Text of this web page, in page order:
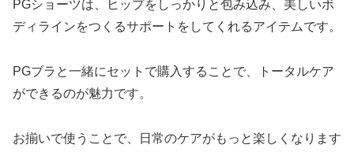
PGショーツは、ヒップをしっかりと包み込み、美しいボ
ディラインをつくるサポートをしてくれるアイテムです。
PGブラと一緒にセットで購入することで、トータルケア
ができるのが魅力です。
お揃いで使うことで、日常のケアがもっと楽しくなります